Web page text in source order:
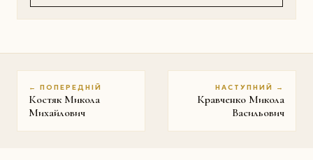
← ПОПЕРЕДНІЙ
Костяк Микола
Михайлович
НАСТУПНИЙ →
Кравченко Микола
Васильович